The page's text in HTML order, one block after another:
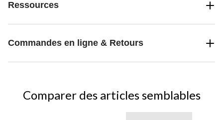
Ressources
Commandes en ligne & Retours
Comparer des articles semblables